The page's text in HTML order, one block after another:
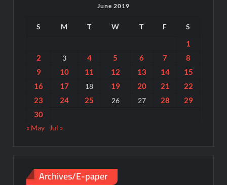
June 2019
S M T W T F S
1
2
3 4 5 6 7
8
9
10 11 12 13 14
15
16
17 18 19 20 21
22
23
24 25 26 27 28
29
30
« May Jul »
Archives/E-paper